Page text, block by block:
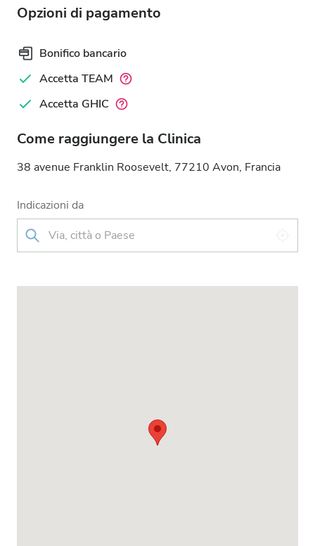
Opzioni di pagamento
Bonifico bancario
Accetta TEAM
Accetta GHIC
Come raggiungere la Clinica
38 avenue Franklin Roosevelt, 77210 Avon, Francia
Indicazioni da